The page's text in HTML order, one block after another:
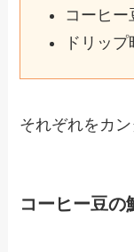
コーヒー
ドリッ
それぞれをカ
コーヒー豆の